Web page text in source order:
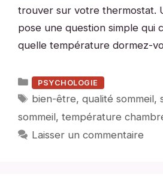
trouver sur votre thermostat.
pose une question simple qui
quelle température dormez-
Catégories
PSYCHOLOGIE
Étiquettes
bien-être,qualité sommeil,
sommeil, température
Laisser un commentaire